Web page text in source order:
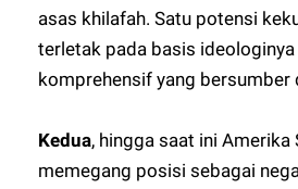
asas khilafah. Satu potensi
terletak pada basis ideologinya
komprehensif yang bersumber
Kedua, hingga saat ini Amerika
memegang posisi sebagai